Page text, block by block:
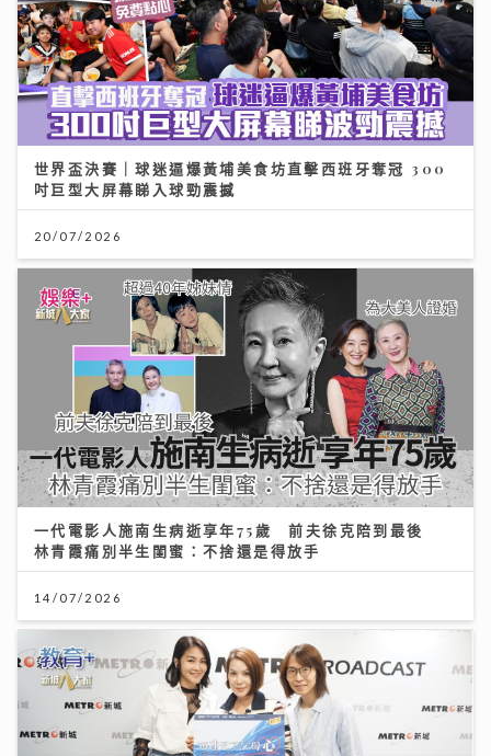
世界盃決賽｜球迷逼爆黃埔美食坊直擊西班牙奪冠 300
吋巨型大屏幕睇入球勁震撼
20/07/2026
一代電影人施南生病逝享年75歲 前夫徐克陪到最後
林青霞痛別半生閨蜜：不捨還是得放手
14/07/2026